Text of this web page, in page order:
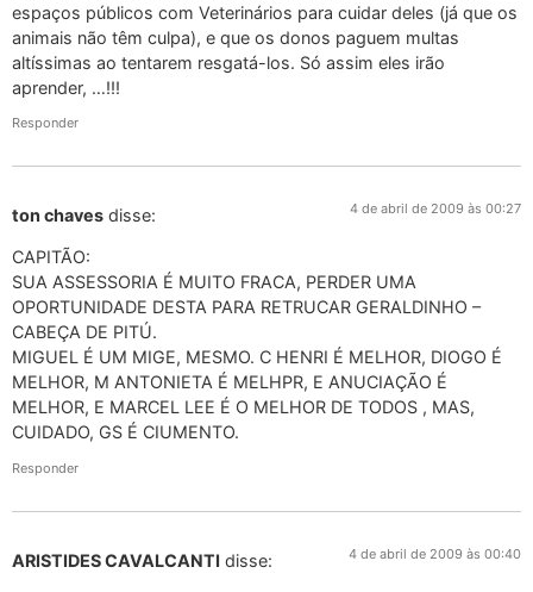
espaços públicos com Veterinários para cuidar deles (já que os
animais não têm culpa), e que os donos paguem multas
altíssimas ao tentarem resgatá-los. Só assim eles irão
aprender, …!!!
Responder
ton chaves disse: 4 de abril de 2009 às 00:27
CAPITÃO:
SUA ASSESSORIA É MUITO FRACA, PERDER UMA
OPORTUNIDADE DESTA PARA RETRUCAR GERALDINHO –
CABEÇA DE PITÚ.
MIGUEL É UM MIGE, MESMO. C HENRI É MELHOR, DIOGO É
MELHOR, M ANTONIETA É MELHPR, E ANUCIAÇÃO É
MELHOR, E MARCEL LEE É O MELHOR DE TODOS , MAS,
CUIDADO, GS É CIUMENTO.
Responder
ARISTIDES CAVALCANTI disse: 4 de abril de 2009 às 00:40